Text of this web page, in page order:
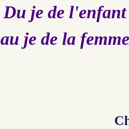
Du je de l'enfant
au je de la femme